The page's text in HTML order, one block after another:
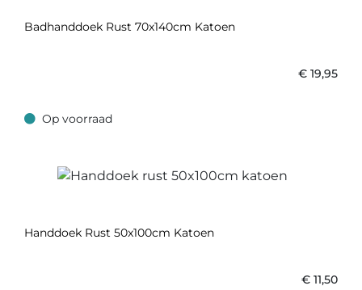
Badhanddoek Rust 70x140cm Katoen
€ 19,95
Op voorraad
Op voorraad
Handdoek Rust 50x100cm Katoen
€ 11,50